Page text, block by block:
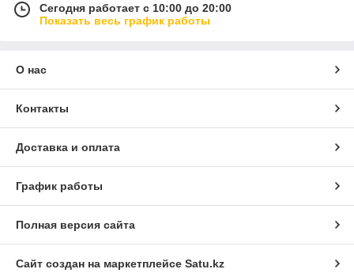
Сегодня работает с 10:00 до 20:00
Показать весь график работы
О нас
Контакты
Доставка и оплата
График работы
Полная версия сайта
Сайт создан на маркетплейсе Satu.kz